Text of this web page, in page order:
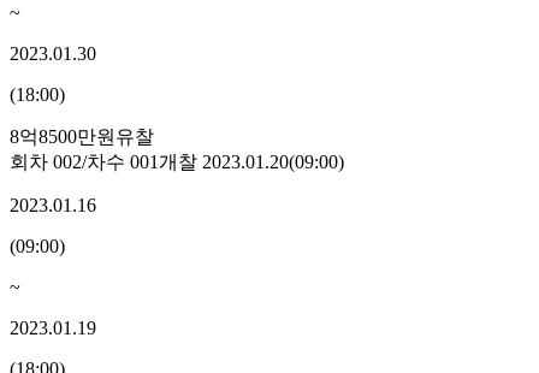
~
2023.01.30
(18:00)
8억8500만원 유찰
회차 002/차수 001개찰 2023.01.20(09:00)
2023.01.16
(09:00)
~
2023.01.19
(18:00)